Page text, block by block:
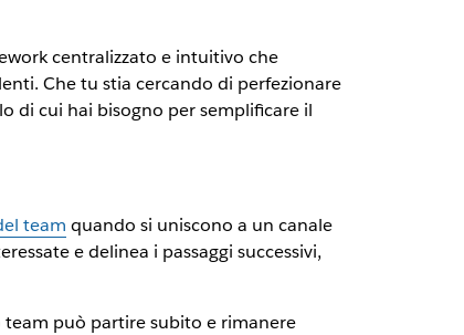
centralizzato e intuitivo che
Che tu stia cercando di perfezionare
di cui hai bisogno per semplificare il
team quando si uniscono a un canale
e delinea i passaggi successivi,
può partire subito e rimanere